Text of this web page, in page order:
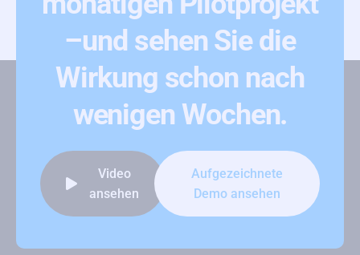
–und sehen Sie die
Wirkung schon nach
wenigen Wochen.
Video
ansehen
Aufgezeichnete
Demo ansehen